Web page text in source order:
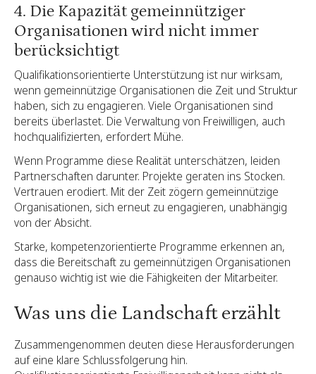
4. Die Kapazität gemeinnütziger
Organisationen wird nicht immer
berücksichtigt
Qualifikationsorientierte Unterstützung ist nur wirksam,
wenn gemeinnützige Organisationen die Zeit und Struktur
haben, sich zu engagieren. Viele Organisationen sind
bereits überlastet. Die Verwaltung von Freiwilligen, auch
hochqualifizierten, erfordert Mühe.
Wenn Programme diese Realität unterschätzen, leiden
Partnerschaften darunter. Projekte geraten ins Stocken.
Vertrauen erodiert. Mit der Zeit zögern gemeinnützige
Organisationen, sich erneut zu engagieren, unabhängig
von der Absicht.
Starke, kompetenzorientierte Programme erkennen an,
dass die Bereitschaft zu gemeinnützigen Organisationen
genauso wichtig ist wie die Fähigkeiten der Mitarbeiter.
Was uns die Landschaft erzählt
Zusammengenommen deuten diese Herausforderungen
auf eine klare Schlussfolgerung hin.